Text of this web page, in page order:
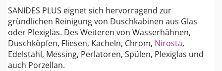
SANIDES PLUS eignet sich hervorragend zur
gründlichen Reinigung von Duschkabinen aus Glas
oder Plexiglas. Des Weiteren von Wasserhähnen,
Duschköpfen, Fliesen, Kacheln, Chrom, Nirosta,
Edelstahl, Messing, Perlatoren, Spülen, Plexiglas und
auch Porzellan.